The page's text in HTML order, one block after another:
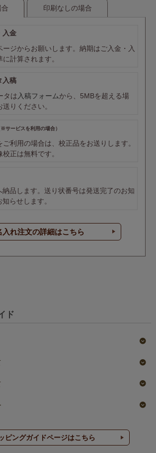
印刷なしの場合
入金
ージからお願いします。納期はご入金・入
計算されます。
入稿
タは入稿フォームから、5MBを超える場
送りください。
サービスを利用の場合）
利用の場合は、校正品をお送りします。
正は無料です。
納品します。送り状番号は発送完了のお知
らせします。
入れ注文の詳細はこちら
ド
ピングガイドページはこちら